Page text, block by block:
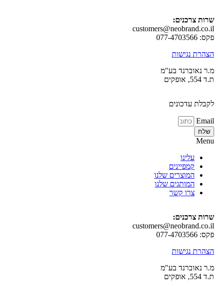
נגישות
בע"מ
עדכונים
עלינו
קמפיינים
המוצרים שלנו
המותגים שלנו
צרו קשר
נגישות
בע"מ